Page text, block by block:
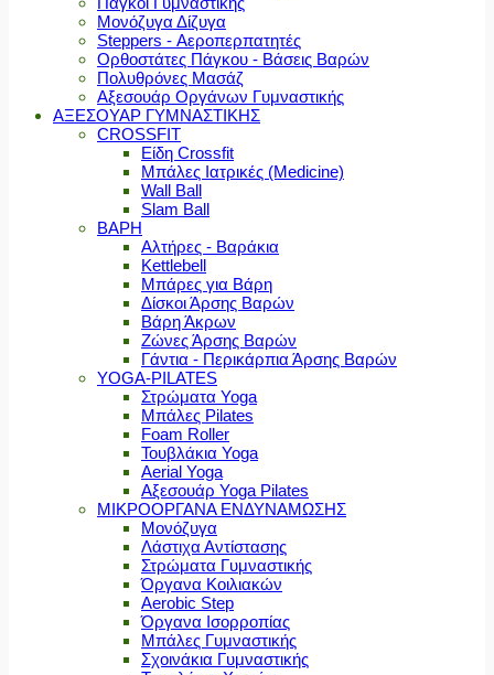
Μονόζυγα Δίζυγα
Steppers - Αεροπερπατητές
Ορθοστάτες Πάγκου - Βάσεις Βαρών
Πολυθρόνες Μασάζ
Αξεσουάρ Οργάνων Γυμναστικής
ΑΞΕΣΟΥΑΡ ΓΥΜΝΑΣΤΙΚΗΣ
CROSSFIT
Είδη Crossfit
Μπάλες Ιατρικές (Medicine)
Wall Ball
Slam Ball
ΒΑΡΗ
Αλτήρες - Βαράκια
Kettlebell
Μπάρες για Βάρη
Δίσκοι Άρσης Βαρών
Βάρη Άκρων
Ζώνες Άρσης Βαρών
Γάντια - Περικάρπια Άρσης Βαρών
YOGA-PILATES
Στρώματα Yoga
Μπάλες Pilates
Foam Roller
Τουβλάκια Yoga
Aerial Yoga
Αξεσουάρ Yoga Pilates
ΜΙΚΡΟΟΡΓΑΝΑ ΕΝΔΥΝΑΜΩΣΗΣ
Μονόζυγα
Λάστιχα Αντίστασης
Στρώματα Γυμναστικής
Όργανα Κοιλιακών
Aerobic Step
Όργανα Ισορροπίας
Μπάλες Γυμναστικής
Σχοινάκια Γυμναστικής